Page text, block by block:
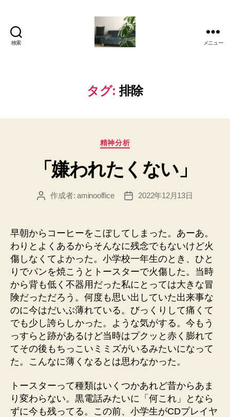
検索
美
(お
も
あ
の
ブ
メニュー
タグ: 排除
カ
ゴ
リ
精神分析
「嫌われたくない」
投
作成者:aminooffice
投
2022年12月13日
早朝からコーヒーをこぼしてしまった。あーあ。
わりとよくあるからそんなに残念でもないけど火
傷しなくてよかった。小学校一年生のとき、ひと
りでパンを焼こうとトースターで火傷した。当時
から背も低く不器用だった私にとっては大きな冒
険だっただろう。何度も思い出していた出来事な
のに今はだいぶ薄れている。びっくりして痛くて
でも少し誇らしかった。ような気がする。今もう
っすらと跡があるけど当時はプクッと赤く膨れて
てその後もちっこいミミズがいるみたいになって
た。こんなに薄くなるとは思わなかった。
トースターって種類はいくつかあれど昔からあま
り変わらない。黒電話みたいに「何これ」となら
ずに今も残ってる。この前、小学生がCDプレイヤ